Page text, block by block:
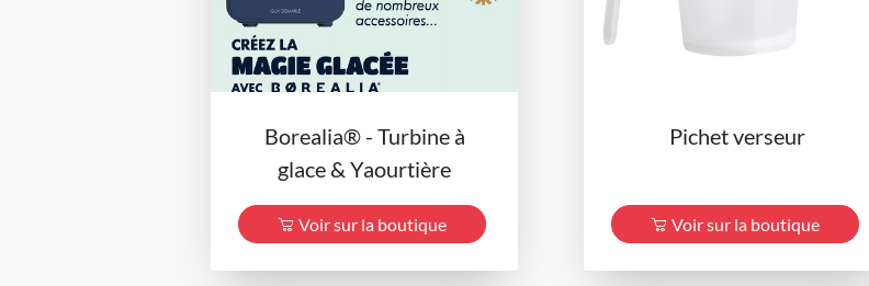
Borealia® - Turbine à
glace & Yaourtière
Voir sur la boutique
Pichet verseur
Voir sur la boutique